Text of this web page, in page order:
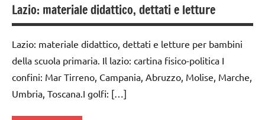
zoologia
recite
TUTTI GLI
ARGOMENTI
PER ETA'
TUTTI GLI
ARTICOLI
classi
1a-5a
dai
6
anni
dettati
/
Lazio: materiale didattico, dettati e letture
Lazio: materiale didattico, dettati e letture per bambini
della scuola primaria. Il lazio: cartina fisico-politica I
confini: Mar Tirreno, Campania, Abruzzo, Molise, Marche,
Umbria, Toscana.I golfi: […]